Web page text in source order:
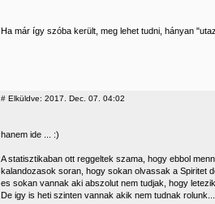
Ha már így szóba került, meg lehet tudni, hányan
# Elküldve: 2017. Dec. 07. 04:02
hanem ide ... :)
A statisztikaban ott reggeltek szama, hogy ebbol
kalandozasok soran, hogy sokan olvassak a Spiritet
es sokan vannak aki abszolut nem tudjak, hogy
De igy is heti szinten vannak akik nem tudnak rolunk...